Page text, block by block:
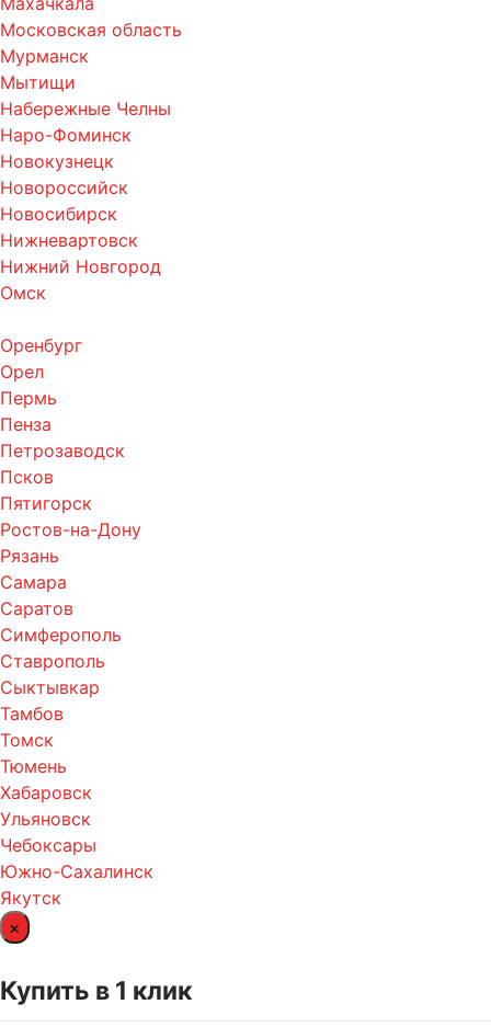
Московская область
Мурманск
Мытищи
Набережные Челны
Наро-Фоминск
Новокузнецк
Новороссийск
Новосибирск
Нижневартовск
Нижний Новгород
Омск
Оренбург
Орел
Пермь
Пенза
Петрозаводск
Псков
Пятигорск
Ростов-на-Дону
Рязань
Самара
Саратов
Симферополь
Ставрополь
Сыктывкар
Тамбов
Томск
Тюмень
Хабаровск
Ульяновск
Чебоксары
Южно-Сахалинск
Якутск
×
Купить в 1 клик